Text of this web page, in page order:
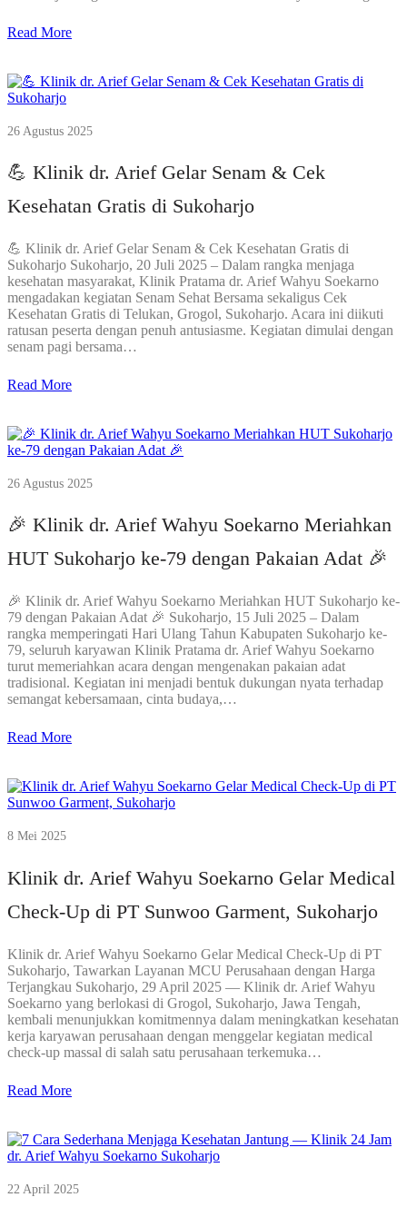
Read More
26 Agustus 2025
💪 Klinik dr. Arief Gelar Senam & Cek
Kesehatan Gratis di Sukoharjo
💪 Klinik dr. Arief Gelar Senam & Cek Kesehatan Gratis di
Sukoharjo Sukoharjo, 20 Juli 2025 – Dalam rangka menjaga
kesehatan masyarakat, Klinik Pratama dr. Arief Wahyu Soekarno
mengadakan kegiatan Senam Sehat Bersama sekaligus Cek
Kesehatan Gratis di Telukan, Grogol, Sukoharjo. Acara ini diikuti
ratusan peserta dengan penuh antusiasme. Kegiatan dimulai dengan
senam pagi bersama…
Read More
26 Agustus 2025
🎉 Klinik dr. Arief Wahyu Soekarno Meriahkan
HUT Sukoharjo ke-79 dengan Pakaian Adat 🎉
🎉 Klinik dr. Arief Wahyu Soekarno Meriahkan HUT Sukoharjo ke-
79 dengan Pakaian Adat 🎉 Sukoharjo, 15 Juli 2025 – Dalam
rangka memperingati Hari Ulang Tahun Kabupaten Sukoharjo ke-
79, seluruh karyawan Klinik Pratama dr. Arief Wahyu Soekarno
turut memeriahkan acara dengan mengenakan pakaian adat
tradisional. Kegiatan ini menjadi bentuk dukungan nyata terhadap
semangat kebersamaan, cinta budaya,…
Read More
8 Mei 2025
Klinik dr. Arief Wahyu Soekarno Gelar Medical
Check-Up di PT Sunwoo Garment, Sukoharjo
Klinik dr. Arief Wahyu Soekarno Gelar Medical Check-Up di PT
Sukoharjo, Tawarkan Layanan MCU Perusahaan dengan Harga
Terjangkau Sukoharjo, 29 April 2025 — Klinik dr. Arief Wahyu
Soekarno yang berlokasi di Grogol, Sukoharjo, Jawa Tengah,
kembali menunjukkan komitmennya dalam meningkatkan kesehatan
kerja karyawan perusahaan dengan menggelar kegiatan medical
check-up massal di salah satu perusahaan terkemuka…
Read More
22 April 2025